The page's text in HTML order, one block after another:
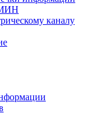
каналу